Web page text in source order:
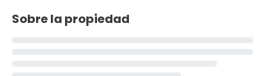
Sobre la propiedad